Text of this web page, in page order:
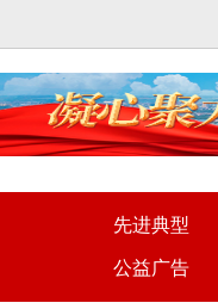
先进典型
公益广告